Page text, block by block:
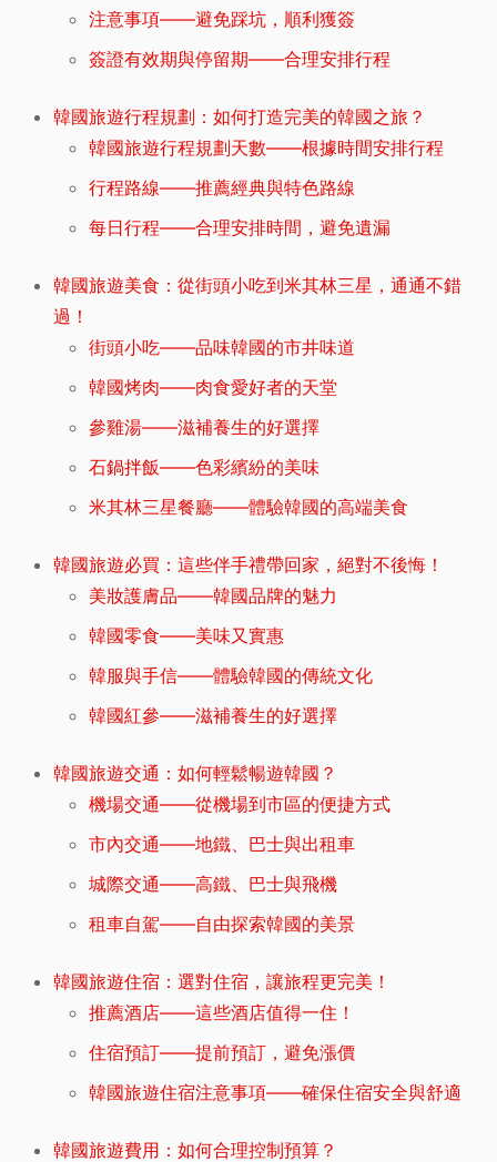
注意事項——避免踩坑，順利獲簽
簽證有效期與停留期——合理安排行程
韓國旅遊行程規劃：如何打造完美的韓國之旅？
韓國旅遊行程規劃天數——根據時間安排行程
行程路線——推薦經典與特色路線
每日行程——合理安排時間，避免遺漏
韓國旅遊美食：從街頭小吃到米其林三星，通通不錯
過！
街頭小吃——品味韓國的市井味道
韓國烤肉——肉食愛好者的天堂
參雞湯——滋補養生的好選擇
石鍋拌飯——色彩繽紛的美味
米其林三星餐廳——體驗韓國的高端美食
韓國旅遊必買：這些伴手禮帶回家，絕對不後悔！
美妝護膚品——韓國品牌的魅力
韓國零食——美味又實惠
韓服與手信——體驗韓國的傳統文化
韓國紅參——滋補養生的好選擇
韓國旅遊交通：如何輕鬆暢遊韓國？
機場交通——從機場到市區的便捷方式
市內交通——地鐵、巴士與出租車
城際交通——高鐵、巴士與飛機
租車自駕——自由探索韓國的美景
韓國旅遊住宿：選對住宿，讓旅程更完美！
推薦酒店——這些酒店值得一住！
住宿預訂——提前預訂，避免漲價
韓國旅遊住宿注意事項——確保住宿安全與舒適
韓國旅遊費用：如何合理控制預算？